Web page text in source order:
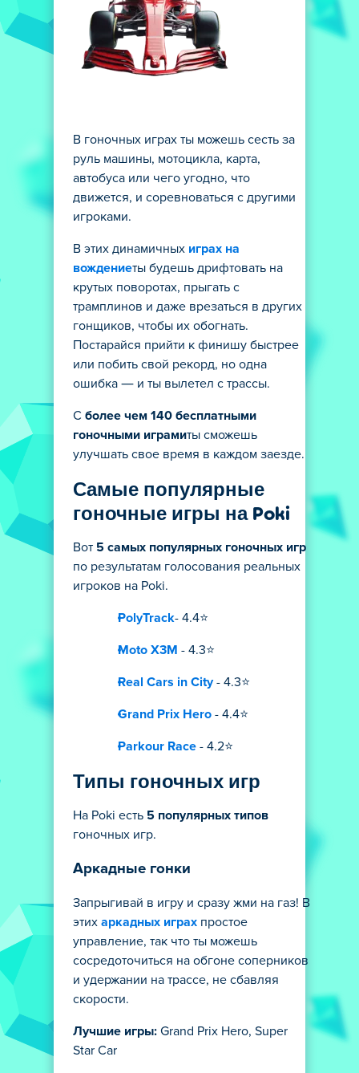
В гоночных играх ты можешь сесть за
руль машины, мотоцикла, карта,
автобуса или чего угодно, что
движется, и соревноваться с другими
игроками.
В этих динамичных играх на
вождениеты будешь дрифтовать на
крутых поворотах, прыгать с
трамплинов и даже врезаться в других
гонщиков, чтобы их обогнать.
Постарайся прийти к финишу быстрее
или побить свой рекорд, но одна
ошибка — и ты вылетел с трассы.
С более чем 140 бесплатными
гоночными играмиты сможешь
улучшать свое время в каждом заезде.
Самые популярные
гоночные игры на Poki
Вот 5 самых популярных гоночных игр
по результатам голосования реальных
игроков на Poki.
PolyTrack- 4.4⭐
Moto X3M - 4.3⭐
Real Cars in City- 4.3⭐
Grand Prix Hero - 4.4⭐
Parkour Race - 4.2⭐
Типы гоночных игр
На Poki есть 5 популярных типов
гоночных игр.
Аркадные гонки
Запрыгивай в игру и сразу жми на газ! В
этих аркадных играх простое
управление, так что ты можешь
сосредоточиться на обгоне соперников
и удержании на трассе, не сбавляя
скорости.
Лучшие игры: Grand Prix Hero, Super
Star Car